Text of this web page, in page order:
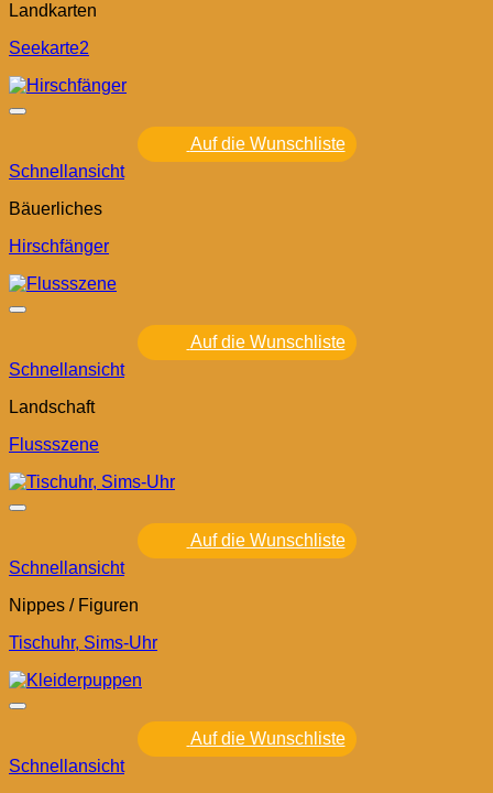
Landkarten
Seekarte2
Auf die Wunschliste
Schnellansicht
Bäuerliches
Hirschfänger
Auf die Wunschliste
Schnellansicht
Landschaft
Flussszene
Auf die Wunschliste
Schnellansicht
Nippes / Figuren
Tischuhr, Sims-Uhr
Auf die Wunschliste
Schnellansicht